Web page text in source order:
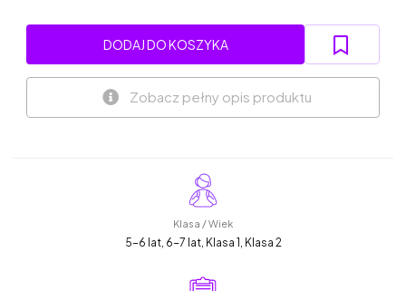
DODAJ DO KOSZYKA
Zobacz pełny opis produktu
Klasa / Wiek
5-6 lat, 6-7 lat, Klasa 1, Klasa 2